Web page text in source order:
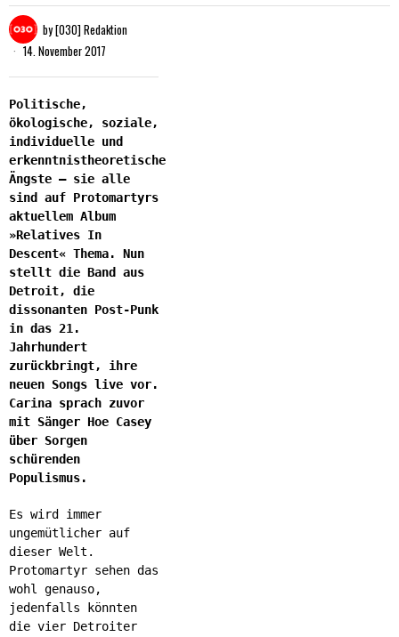
by[030] Redaktion
14. November 2017
Politische,
ökologische, soziale,
individuelle und
erkenntnistheoretische
Ängste – sie alle
sind auf Protomartyrs
aktuellem Album
»Relatives In
Descent« Thema. Nun
stellt die Band aus
Detroit, die
dissonanten Post-Punk
in das 21.
Jahrhundert
zurückbringt, ihre
neuen Songs live vor.
Carina sprach zuvor
mit Sänger Hoe Casey
über Sorgen
schürenden
Populismus.
Es wird immer
ungemütlicher auf
dieser Welt.
Protomartyr sehen das
wohl genauso,
jedenfalls könnten
die vier Detroiter